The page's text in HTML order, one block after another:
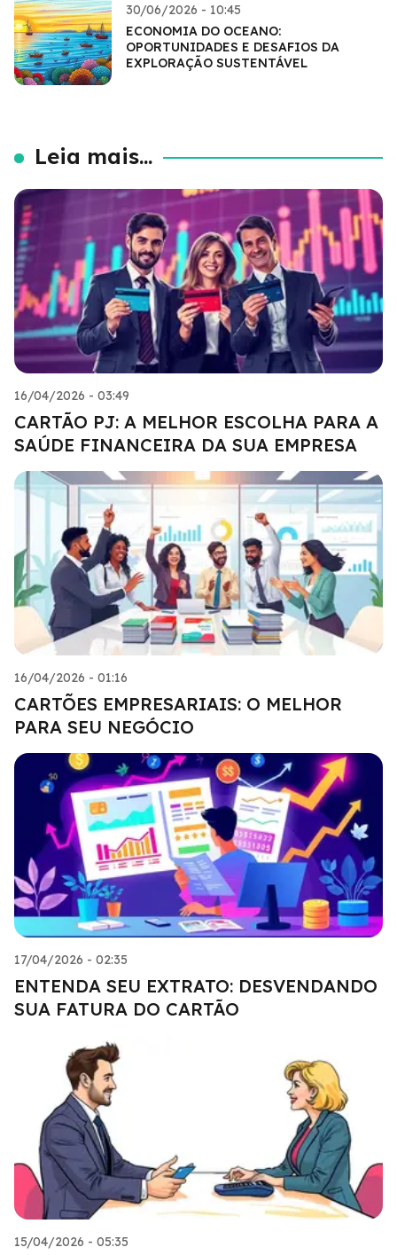
30/06/2026 - 10:45
ECONOMIA DO OCEANO:
OPORTUNIDADES E DESAFIOS DA
EXPLORAÇÃO SUSTENTÁVEL
Leia mais...
16/04/2026 - 03:49
CARTÃO PJ: A MELHOR ESCOLHA PARA A
SAÚDE FINANCEIRA DA SUA EMPRESA
16/04/2026 - 01:16
CARTÕES EMPRESARIAIS: O MELHOR
PARA SEU NEGÓCIO
17/04/2026 - 02:35
ENTENDA SEU EXTRATO: DESVENDANDO
SUA FATURA DO CARTÃO
15/04/2026 - 05:35